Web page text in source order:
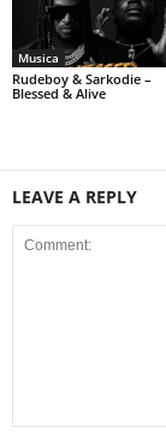
Musica
Rudeboy & Sarkodie –
Blessed & Alive
LEAVE A REPLY